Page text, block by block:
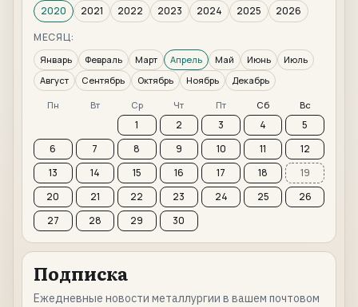
2020
2021 2022 2023 2024 2025
2026
МЕСЯЦ:
Январь Февраль Март Апрель Май Июнь
Июль
Август
Сентябрь Октябрь Ноябрь Декабрь
Пн Вт Ср Чт Пт Сб Вс
1 2 3 4
5
6
7 8 9 10 11
12
13
14 15 16 17 18
19
20
21 22 23 24 25
26
27
28 29 30
Подписка
Ежедневные новости металлургии в вашем почтовом